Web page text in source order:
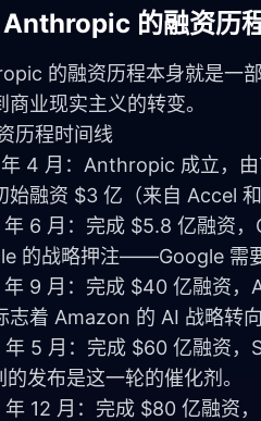
Anthropic 的融资历
的融资历程本身就是一
商业现实主义的转变。
历程时间线
4 月：Anthropic 成立，
始融资 $3 亿（来自 Accel
6 月：完成 $5.8 亿融资
的战略押注——Google 需
9 月：完成 $40 亿融资，
志着 Amazon 的 AI 战略转
5 月：完成 $60 亿融资
的发布是这一轮的催化剂。
12 月：完成 $80 亿融资